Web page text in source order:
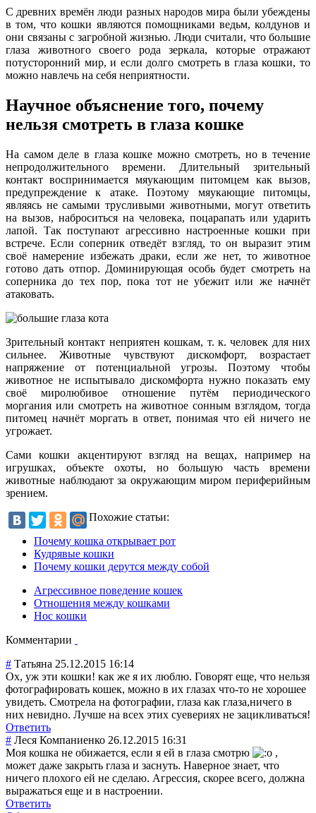
С древних времён люди разных народов мира были убеждены
в том, что кошки являются помощниками ведьм, колдунов и
они связаны с загробной жизнью. Люди считали, что большие
глаза животного своего рода зеркала, которые отражают
потусторонний мир, и если долго смотреть в глаза кошки, то
можно навлечь на себя неприятности.
Научное объяснение того, почему
нельзя смотреть в глаза кошке
На самом деле в глаза кошке можно смотреть, но в течение
непродолжительного времени. Длительный зрительный
контакт воспринимается мяукающим питомцем как вызов,
предупреждение к атаке. Поэтому мяукающие питомцы,
являясь не самыми трусливыми животными, могут ответить
на вызов, наброситься на человека, поцарапать или ударить
лапой. Так поступают агрессивно настроенные кошки при
встрече. Если соперник отведёт взгляд, то он выразит этим
своё намерение избежать драки, если же нет, то животное
готово дать отпор. Доминирующая особь будет смотреть на
соперника до тех пор, пока тот не убежит или же начнёт
атаковать.
Зрительный контакт неприятен кошкам, т. к. человек для них
сильнее. Животные чувствуют дискомфорт, возрастает
напряжение от потенциальной угрозы. Поэтому чтобы
животное не испытывало дискомфорта нужно показать ему
своё миролюбивое отношение путём периодического
моргания или смотреть на животное сонным взглядом, тогда
питомец начнёт моргать в ответ, понимая что ей ничего не
угрожает.
Сами кошки акцентируют взгляд на вещах, например на
игрушках, объекте охоты, но большую часть времени
животные наблюдают за окружающим миром периферийным
зрением.
Похожие статьи:
Почему кошка открывает рот
Кудрявые кошки
Почему кошки дерутся между собой
Агрессивное поведение кошек
Отношения между кошками
Нос кошки
Комментарии
# Татьяна 25.12.2015 16:14
Ох, уж эти кошки! как же я их люблю. Говорят еще, что нельзя
фотографировать кошек, можно в их глазах что-то не хорошее
увидеть. Смотрела на фотографии, глаза как глаза,ничего в
них невидно. Лучше на всех этих суевериях не зацикливаться!
Ответить
# Леся Компаниенко 26.12.2015 16:31
Моя кошка не обижается, если я ей в глаза смотрю
,
может даже закрыть глаза и заснуть. Наверное знает, что
ничего плохого ей не сделаю. Агрессия, скорее всего, должна
выражаться еще и в настроении.
Ответить